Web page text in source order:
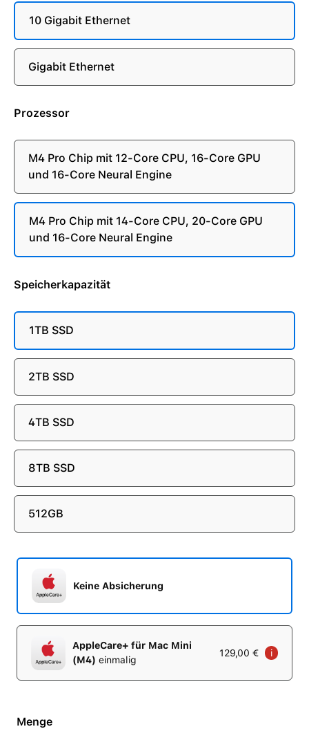
10 Gigabit Ethernet
Gigabit Ethernet
Prozessor
M4 Pro Chip mit 12-Core CPU, 16-Core GPU
und 16-Core Neural Engine
M4 Pro Chip mit 14-Core CPU, 20-Core GPU
und 16-Core Neural Engine
Speicherkapazität
1TB SSD
2TB SSD
4TB SSD
8TB SSD
512GB
Keine Absicherung
AppleCare+ für Mac Mini
(M4) einmalig
129,00 € i
Menge